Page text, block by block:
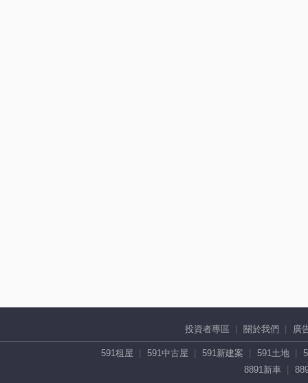
投資者專區 關於我們 廣
591租屋 591中古屋 591新建案 591土地
8891新車